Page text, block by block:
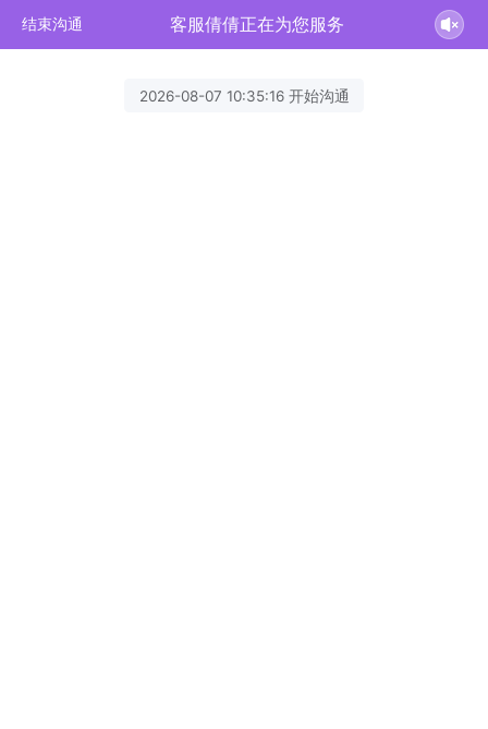
结束沟通 客服倩倩正在为您服务
2026-08-07 10:35:16 开始沟通